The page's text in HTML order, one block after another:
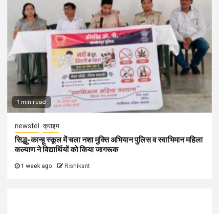
1 min read
newstel क्राइम
सिद्धू-कान्हू स्कूल में चला नशा मुक्ति अभियान पुलिस व स्वाभिमान महिला
कल्याण ने विद्यार्थियों को किया जागरूक
1 week ago Rishikant